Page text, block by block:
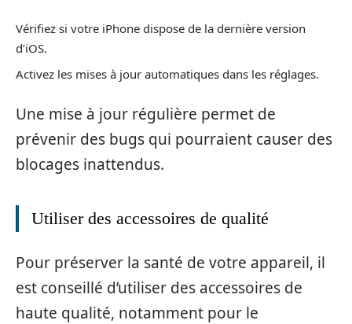
Vérifiez si votre iPhone dispose de la dernière version
d’iOS.
Activez les mises à jour automatiques dans les réglages.
Une mise à jour régulière permet de
prévenir des bugs qui pourraient causer des
blocages inattendus.
Utiliser des accessoires de qualité
Pour préserver la santé de votre appareil, il
est conseillé d’utiliser des accessoires de
haute qualité, notamment pour le